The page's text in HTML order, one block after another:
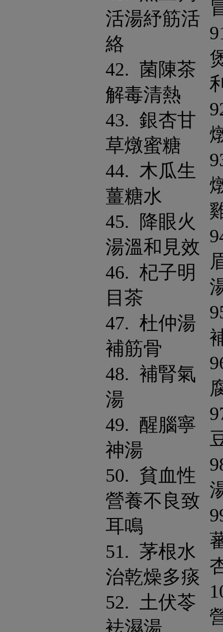
活湯紓筋活
絡
42. 菌陳茶
解毒清熱
43. 銀杏甘
草燉蜜糖
44. 木瓜生
薑糖水
45. 降眼火
湯溫和見效
46. 杞子明
目茶
47. 杜仲湯
補筋骨
48. 補腎氣
湯
49. 醒腦寧
神湯
50. 貧血性
營養不良致
耳鳴
51. 茅根水
治乾燥多痰
52. 土伏苓
袪濕湯